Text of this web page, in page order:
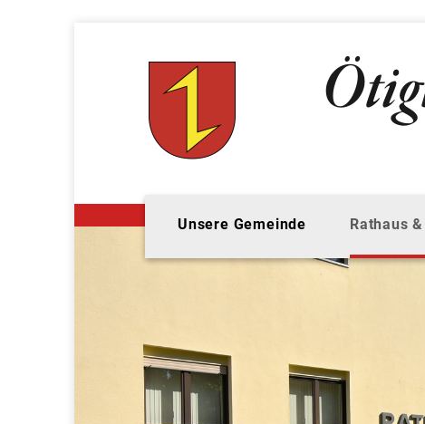
Unsere Gemeinde Rathaus